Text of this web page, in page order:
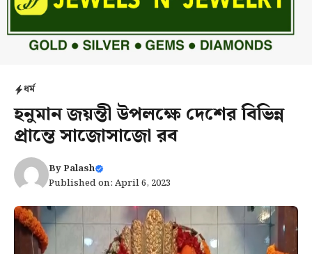
ধর্ম
হনুমান জয়ন্তী উপলক্ষে দেশের বিভিন্ন
প্রান্তে সাজোসাজো রব
ByPalash
Published on: April 6, 2023